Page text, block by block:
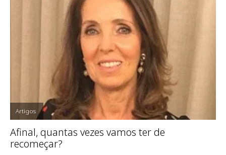
Artigos
Afinal, quantas vezes vamos ter de
recomeçar?